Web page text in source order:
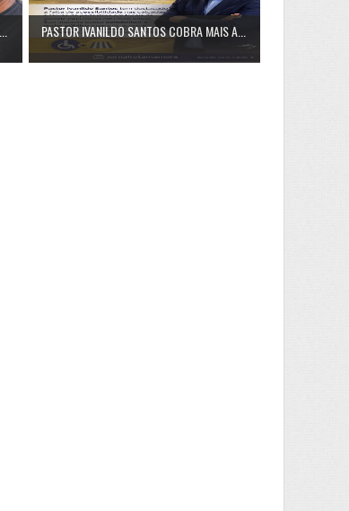
PASTOR IVANILDO SANTOS COBRA MAIS A...